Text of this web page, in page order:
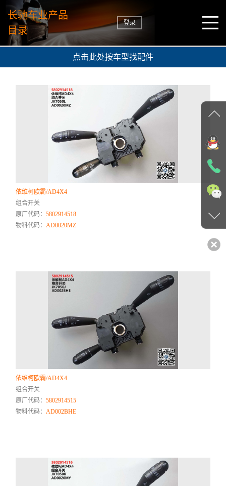
长驰车业产品
目录
登录
点击此处按车型找配件
依维柯欧霸/AD4X4
组合开关
原厂代码：5802914518
物料代码：AD0020MZ
依维柯欧霸/AD4X4
组合开关
原厂代码：5802914515
物料代码：AD002BHE